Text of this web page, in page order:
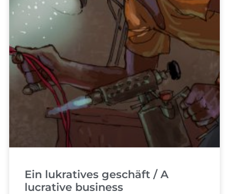
Ein lukratives geschäft / A
lucrative business